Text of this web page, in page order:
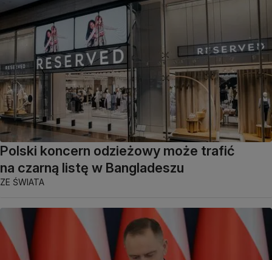
Polski koncern odzieżowy może trafić
na czarną listę w Bangladeszu
ZE ŚWIATA